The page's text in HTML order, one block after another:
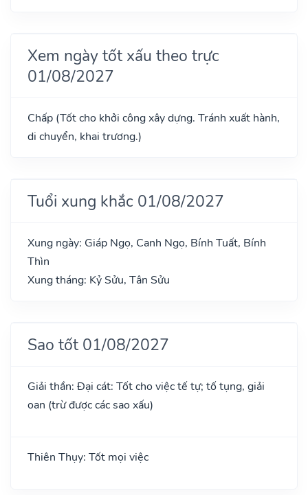
Xem ngày tốt xấu theo trực
01/08/2027
Chấp (Tốt cho khởi công xây dựng. Tránh xuất hành,
di chuyển, khai trương.)
Tuổi xung khắc 01/08/2027
Xung ngày: Giáp Ngọ, Canh Ngọ, Bính Tuất, Bính
Thìn
Xung tháng: Kỷ Sửu, Tân Sửu
Sao tốt 01/08/2027
Giải thần: Đại cát: Tốt cho việc tế tự; tố tụng, giải
oan (trừ được các sao xấu)
Thiên Thụy: Tốt mọi việc